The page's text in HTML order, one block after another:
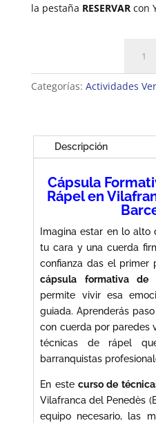
la pestaña RESERVARcon
-
Categorías: Actividades
Descripción
Cápsula
Rápel en
Imagina estar en lo
tu cara y una cuerda
confianza das el primer
cápsula formativa de
permite vivir esa
guiada. Aprenderás
con cuerda por paredes
técnicas de rápel
barranquistas
En estecurso de
Vilafranca del Penedès
equipo necesario, las